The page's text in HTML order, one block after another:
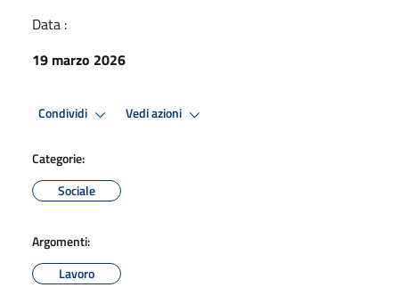
Data :
19 marzo 2026
Condividi Vedi azioni
Categorie:
Sociale
Argomenti:
Lavoro